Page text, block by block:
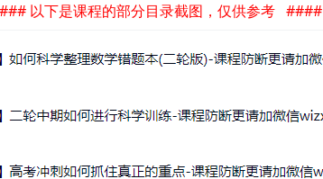
以下是课程的部分目录截图，仅供参考 ####